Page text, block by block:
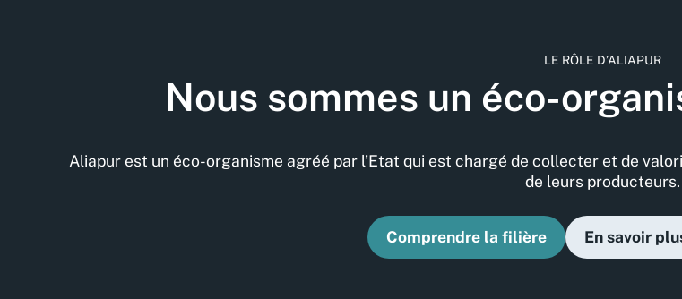
LE RÔLE D’ALIAPUR
Nous sommes un éco-
Aliapur est un éco-organisme agréé par l’Etat qui est chargé de collecter et de
de leurs producteurs.
Comprendre la filière En savoir